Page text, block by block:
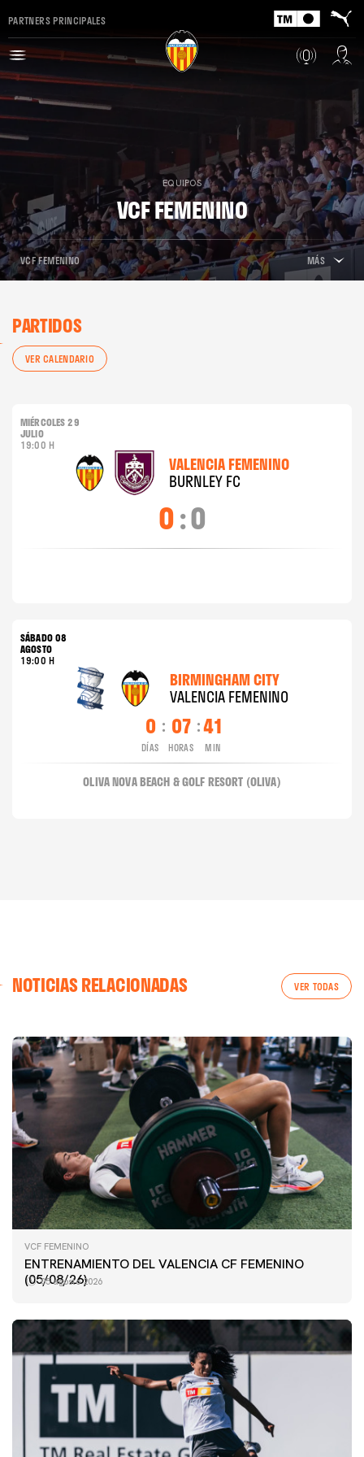
PARTNERS PRINCIPALES
EQUIPOS
VCF FEMENINO
VCF FEMENINO MÁS
PARTIDOS
VER CALENDARIO
MIÉRCOLES 29
JULIO
19:00 H
VALENCIA FEMENINO
BURNLEY FC
0:0
SÁBADO 08
AGOSTO
19:00 H
BIRMINGHAM CITY
VALENCIA FEMENINO
0
DÍAS
: 07
HORAS
:41
MIN
OLIVA NOVA BEACH & GOLF RESORT (OLIVA)
NOTICIAS RELACIONADAS VER TODAS
VCF FEMENINO
ENTRENAMIENTO DEL VALENCIA CF FEMENINO
(05/08/26)
05 agosto 2026